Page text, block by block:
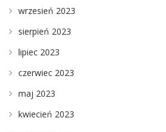
wrzesień 2023
sierpień 2023
lipiec 2023
czerwiec 2023
maj 2023
kwiecień 2023